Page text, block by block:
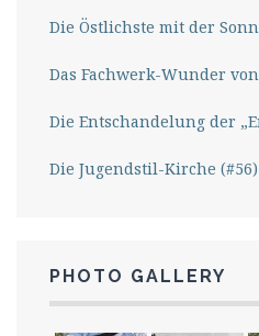
Die Östlichste mit der
Das Fachwerk-Wunder
Die Entschandelung der
Die Jugendstil-Kirche (#56)
PHOTO GALLERY